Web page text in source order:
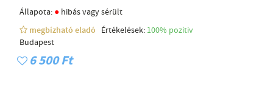
Állapota: ● hibás vagy sérült
megbízható eladó
Értékelések: 100% pozítiv
Budapest
6 500 Ft